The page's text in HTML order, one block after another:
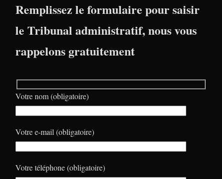
Remplissez le formulaire pour saisir
le Tribunal administratif, nous vous
rappelons gratuitement
Votre nom (obligatoire)
Votre e-mail (obligatoire)
Votre téléphone (obligatoire)